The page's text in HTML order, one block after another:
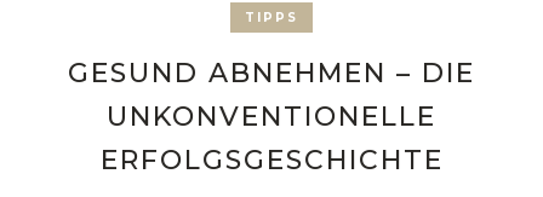
TIPPS
GESUND ABNEHMEN – DIE
UNKONVENTIONELLE
ERFOLGSGESCHICHTE